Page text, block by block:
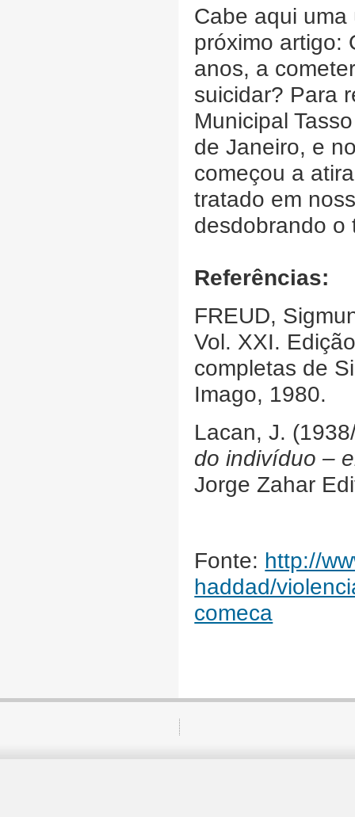
Cabe aqui
próximo artigo:
anos, a
suicidar? Para
Municipal
de Janeiro, e
começou a
tratado em
desdobrando o
Referências:
FREUD,
Vol. XXI.
completas de
Imago, 1980.
Lacan, J.
do indivíduo –
Jorge Zahar
Fonte: http://
haddad/
comeca